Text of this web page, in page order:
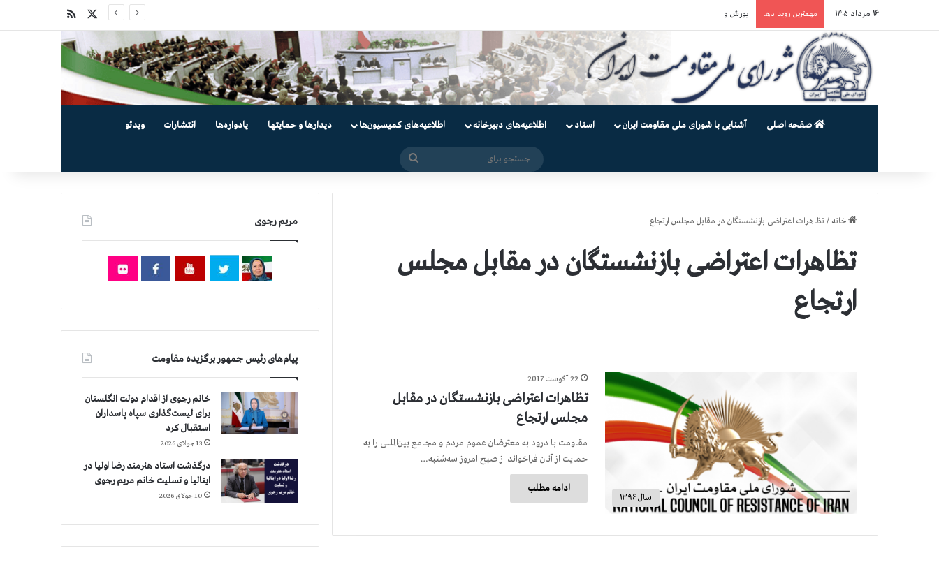
۱۶ مرداد ۱۴۰۵ مهمترین رویدادها یورش وحشیانه دژخیمان رژیم آخوندی به بند ۷ زندان اوین و ضرب‌وجرح زندانیان سیاسی
صفحه اصلی آشنایی با شورای ملی مقاومت ایران اسناد اطلاعیه‌های دبیرخانه اطلاعیه‌های کمیسیون‌‌ها دیدارها و حمایتها یادواره‌ها انتشارات ویدئو
خانه /تظاهرات اعتراضی بازنشستگان در مقابل مجلس ارتجاع
تظاهرات اعتراضی بازنشستگان در مقابل مجلس
ارتجاع
سال ۱۳۹۶
22 آگوست 2017
تظاهرات اعتراضی بازنشستگان در مقابل
مجلس ارتجاع
مقاومت با درود به معترضان عموم مردم و مجامع بین‌المللی را به
حمایت از آنان فراخواند از صبح امروز سه‌شنبه…
ادامه مطلب
مریم رجوی
پیام‌های رئیس جمهور برگزیده مقاومت
خانم رجوی از اقدام دولت انگلستان
برای لیست‌گذاری سپاه پاسداران
استقبال کرد
13 جولای 2026
درگذشت استاد هنرمند رضا اولیا در
ایتالیا و تسلیت خانم مریم رجوی
10 جولای 2026